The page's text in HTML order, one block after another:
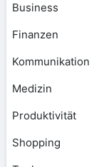
Business
Finanzen
Kommunikation
Medizin
Produktivität
Shopping